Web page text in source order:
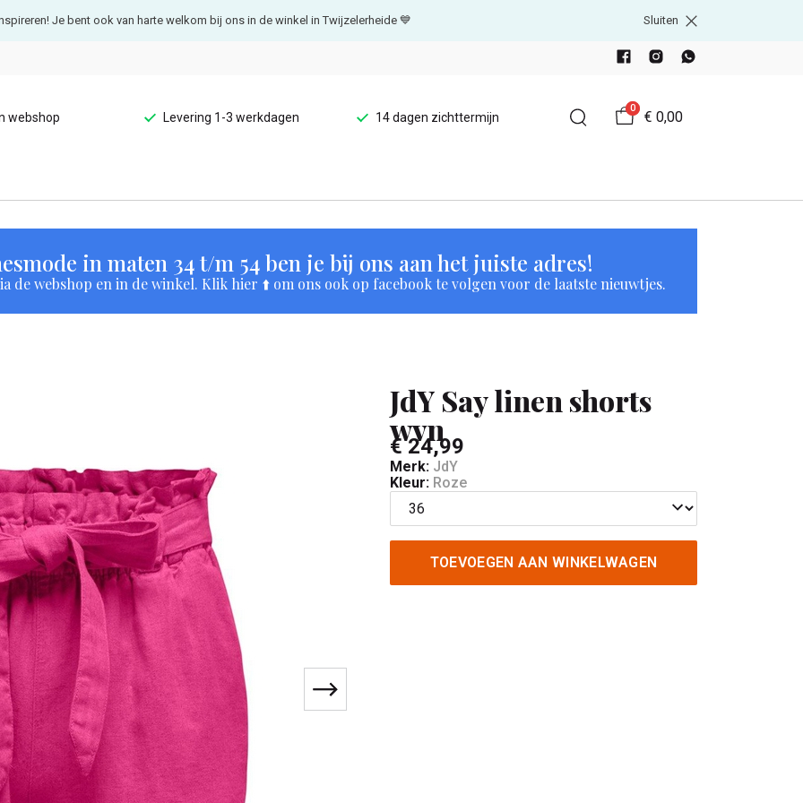
Je bent ook van harte welkom bij ons in de winkel in Twijzelerheide 💙 Sluiten
webshop Levering 1-3 werkdagen 14 dagen zichttermijn
0
€ 0,00
in maten 34 t/m 54 ben je bij ons aan het juiste adres!
de webshop en in de winkel. Klik hier ⬆️ om ons ook op facebook te volgen voor de laatste nieuwtjes.
JdY Say linen shorts
wvn
€ 24,99
Merk: JdY
Kleur: Roze
TOEVOEGEN AAN WINKELWAGEN